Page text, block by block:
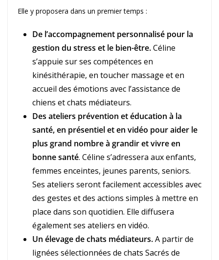
Elle y proposera dans un premier temps :
De l’accompagnement personnalisé pour la
gestion du stress et le bien-être.Céline
s’appuie sur ses compétences en
kinésithérapie, en toucher massage et en
accueil des émotions avec l’assistance de
chiens et chats médiateurs.
Des ateliers prévention et éducation à la
santé, en présentiel et en vidéo pour aider le
plus grand nombre à grandir et vivre en
bonne santé. Céline s’adressera aux enfants,
femmes enceintes, jeunes parents, seniors.
Ses ateliers seront facilement accessibles avec
des gestes et des actions simples à mettre en
place dans son quotidien. Elle diffusera
également ses ateliers en vidéo.
Un élevage de chats médiateurs.A partir de
lignées sélectionnées de chats Sacrés de